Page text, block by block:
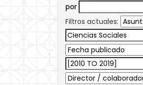
por
Filtros actuales: